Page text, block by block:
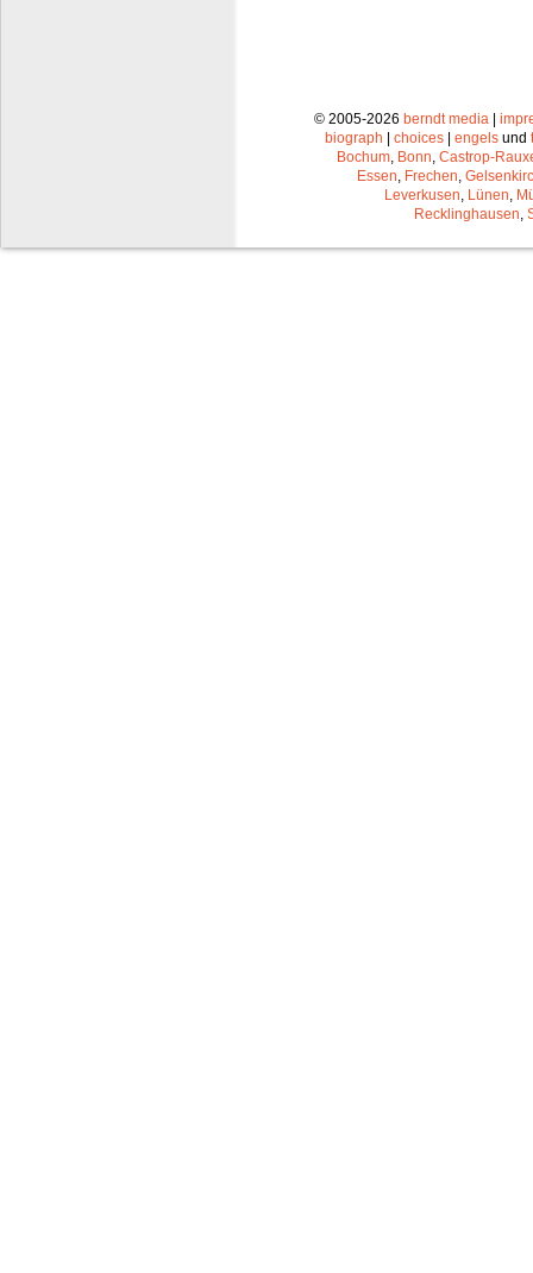
© 2005-2026 berndt media |
biograph | choices | engels und
Bochum Bonn Castrop-
Essen Frechen
Leverkusen Lünen
Recklinghausen